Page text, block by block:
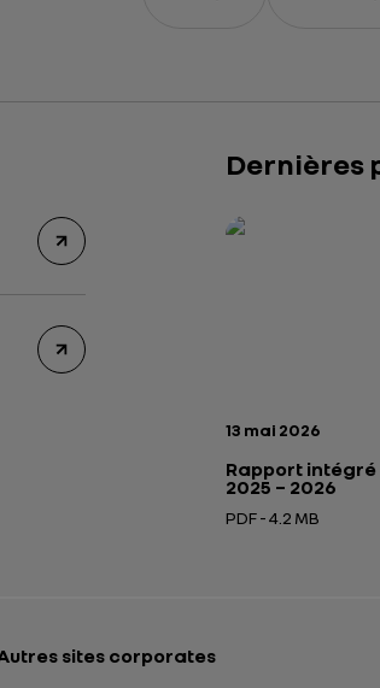
Dernières
Date de
13 mai 2026
Rapport intégré
2025 – 2026
PDF - 4.2 MB
Ouverture dans
Rapport intégré
Présentation
sites corporates